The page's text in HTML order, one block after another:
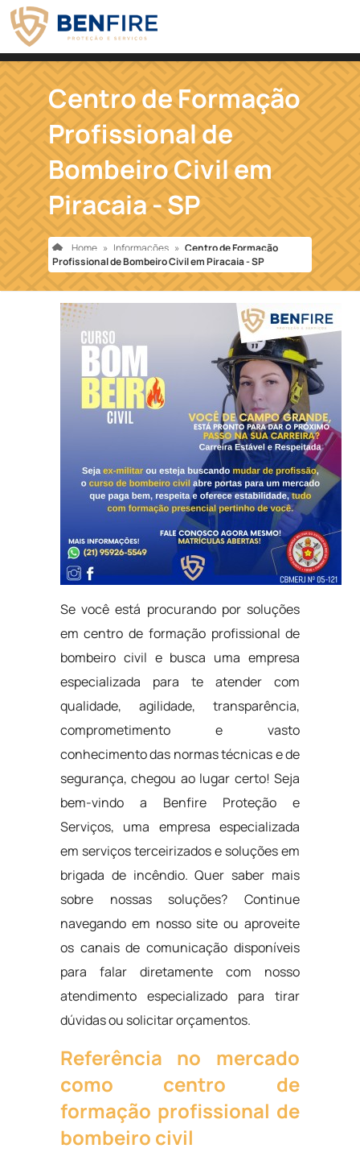
Centro de Formação
Profissional de
Bombeiro Civil em
Piracaia - SP
Home » Informações » Centro de Formação
Profissional de Bombeiro Civil em Piracaia - SP
Se você está procurando por soluções
em centro de formação profissional de
bombeiro civil e busca uma empresa
especializada para te atender com
qualidade, agilidade, transparência,
comprometimento e vasto
conhecimento das normas técnicas e de
segurança, chegou ao lugar certo! Seja
bem-vindo a Benfire Proteção e
Serviços, uma empresa especializada
em serviços terceirizados e soluções em
brigada de incêndio. Quer saber mais
sobre nossas soluções? Continue
navegando em nosso site ou aproveite
os canais de comunicação disponíveis
para falar diretamente com nosso
atendimento especializado para tirar
dúvidas ou solicitar orçamentos.
Referência no mercado
como centro de
formação profissional de
bombeiro civil